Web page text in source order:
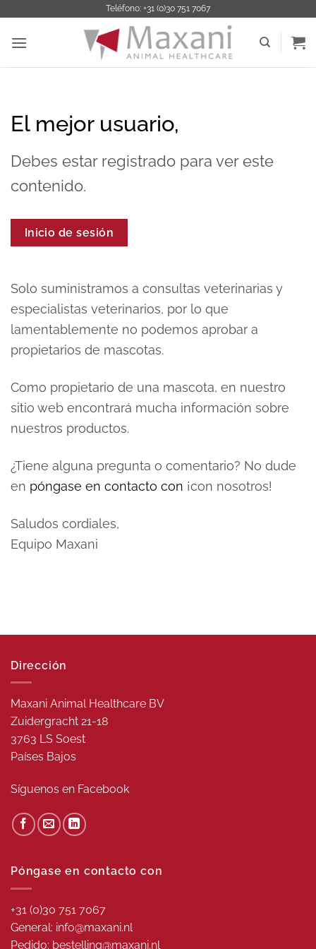
contenido
Teléfono: +31 (0)30 751 7067
El mejor usuario,
Debes estar registrado para ver este
contenido.
Inicio de sesión
Solo suministramos a consultas veterinarias y
especialistas veterinarios, por lo que
lamentablemente no podemos aprobar a
propietarios de mascotas.
Como propietario de una mascota, en nuestro
sitio web encontrará mucha información sobre
nuestros productos.
¿Tiene alguna pregunta o comentario? No dude
en póngase en contacto con ¡con nosotros!
Saludos cordiales,
Equipo Maxani
Dirección
Maxani Animal Healthcare BV
Zuidergracht 21-18
3763 LS Soest
Países Bajos
Síguenos en Facebook
Póngase en contacto con
+31 (0)30 751 7067
General: info@maxani.nl
Pedido: bestelling@maxani.nl